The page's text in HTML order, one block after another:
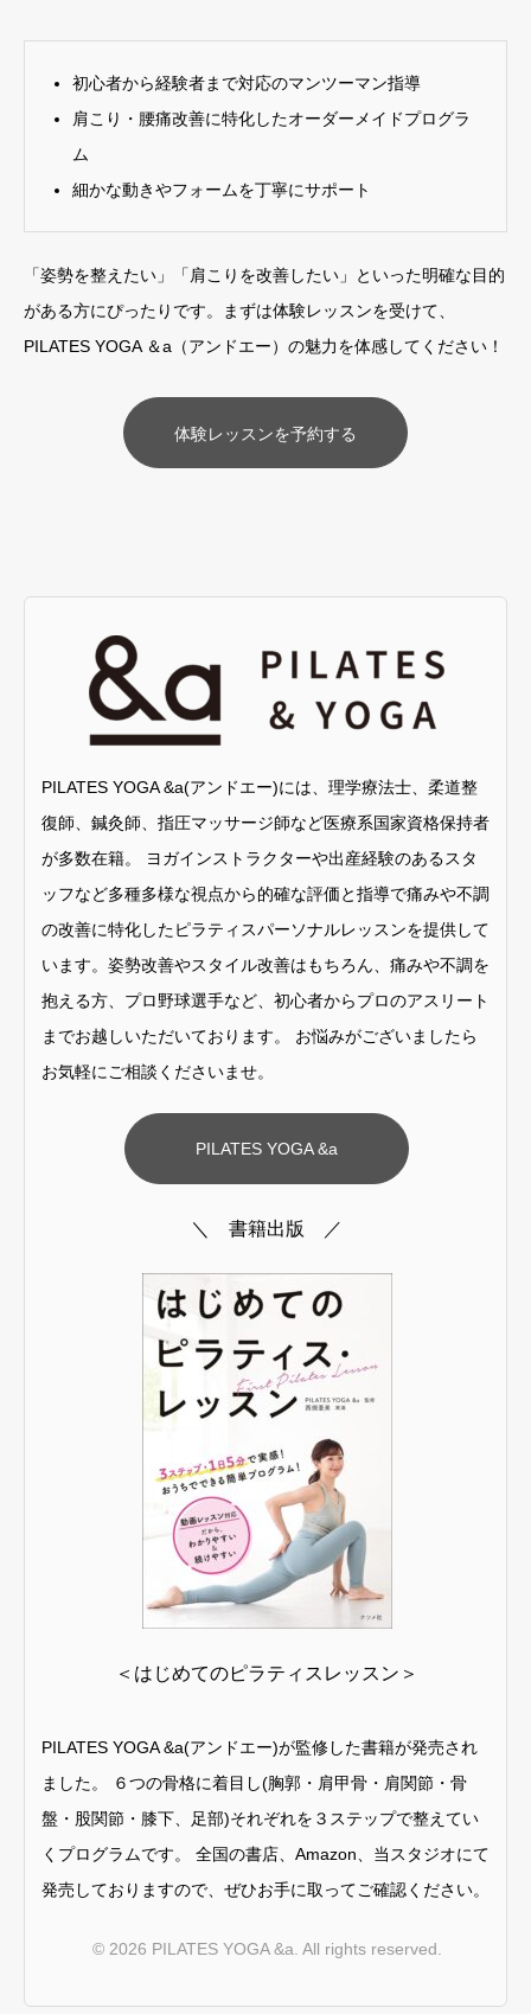
初心者から経験者まで対応のマンツーマン指導
肩こり・腰痛改善に特化したオーダーメイドプログラ
ム
細かな動きやフォームを丁寧にサポート
「姿勢を整えたい」「肩こりを改善したい」といった明確な目的
がある方にぴったりです。まずは体験レッスンを受けて、
PILATES YOGA ＆a（アンドエー）の魅力を体感してください！
体験レッスンを予約する
PILATES YOGA &a(アンドエー)には、理学療法士、柔道整
復師、鍼灸師、指圧マッサージ師など医療系国家資格保持者
が多数在籍。 ヨガインストラクターや出産経験のあるスタ
ッフなど多種多様な視点から的確な評価と指導で痛みや不調
の改善に特化したピラティスパーソナルレッスンを提供して
います。姿勢改善やスタイル改善はもちろん、痛みや不調を
抱える方、プロ野球選手など、初心者からプロのアスリート
までお越しいただいております。 お悩みがございましたら
お気軽にご相談くださいませ。
PILATES YOGA &a
＼ 書籍出版 ／
＜ はじめてのピラティスレッスン ＞
PILATES YOGA &a(アンドエー)が監修した書籍が発売され
ました。 ６つの骨格に着目し(胸郭・肩甲骨・肩関節・骨
盤・股関節・膝下、足部)それぞれを３ステップで整えてい
くプログラムです。 全国の書店、Amazon、当スタジオにて
発売しておりますので、ぜひお手に取ってご確認ください。
© 2026 PILATES YOGA &a. All rights reserved.